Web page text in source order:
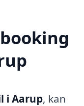
i Aarup, kan